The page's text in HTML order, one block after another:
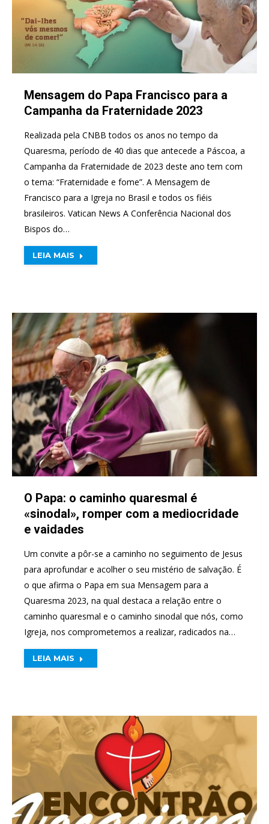
Mensagem do Papa Francisco para a
Campanha da Fraternidade 2023
Realizada pela CNBB todos os anos no tempo da
Quaresma, período de 40 dias que antecede a Páscoa, a
Campanha da Fraternidade de 2023 deste ano tem com
o tema: “Fraternidade e fome”. A Mensagem de
Francisco para a Igreja no Brasil e todos os fiéis
brasileiros. Vatican News A Conferência Nacional dos
Bispos do…
LEIA MAIS
O Papa: o caminho quaresmal é
«sinodal», romper com a mediocridade
e vaidades
Um convite a pôr-se a caminho no seguimento de Jesus
para aprofundar e acolher o seu mistério de salvação. É
o que afirma o Papa em sua Mensagem para a
Quaresma 2023, na qual destaca a relação entre o
caminho quaresmal e o caminho sinodal que nós, como
Igreja, nos comprometemos a realizar, radicados na…
LEIA MAIS